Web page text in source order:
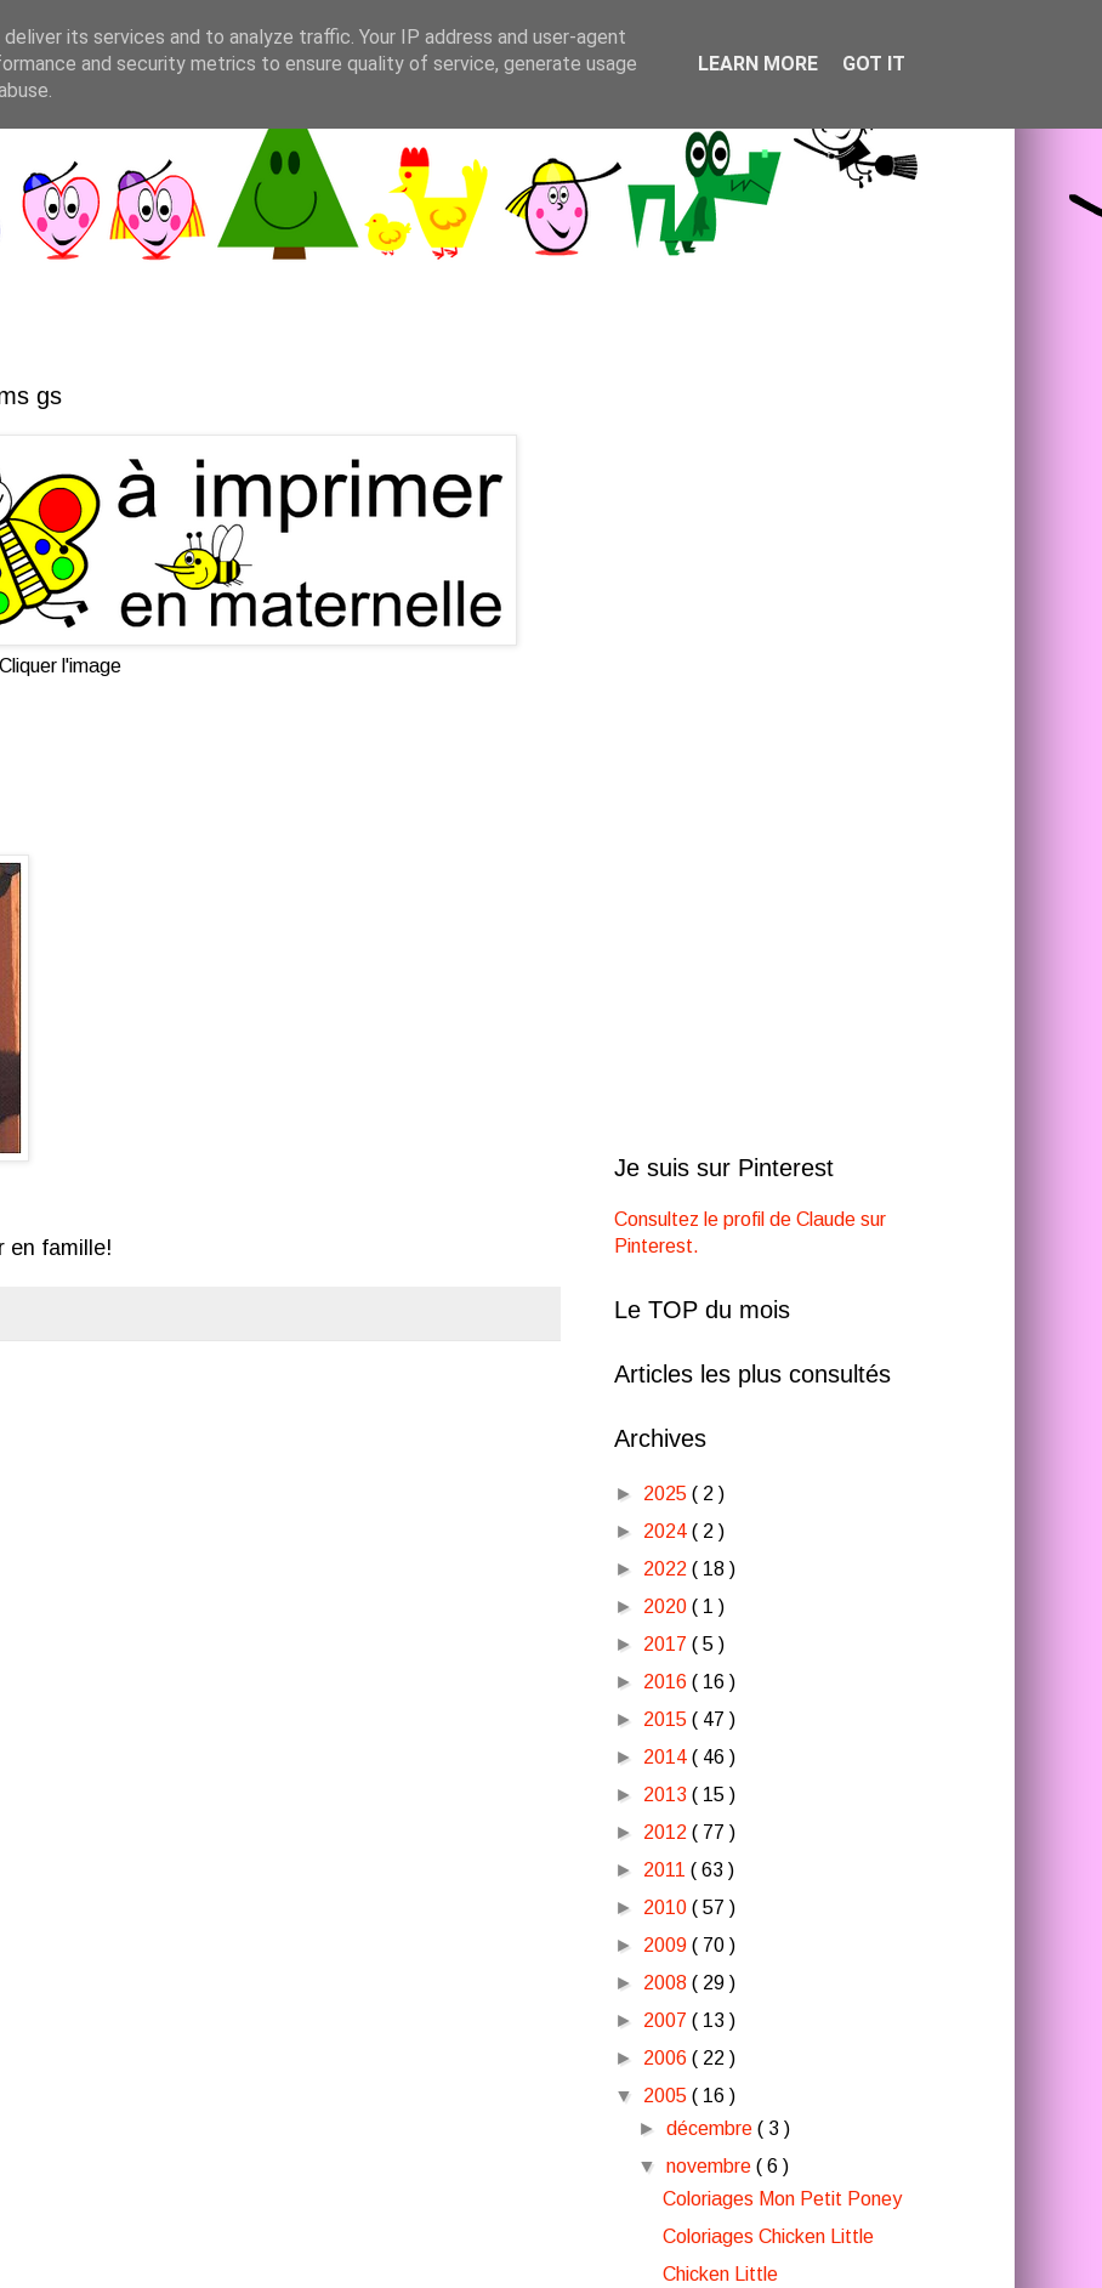
gs
l'image
en famille!
Je suis sur Pinterest
Consultez le profil de Claude sur
Pinterest.
Le TOP du mois
Articles les plus consultés
Archives
► 2025 ( 2 )
► 2024 ( 2 )
► 2022 ( 18 )
► 2020 ( 1 )
► 2017 ( 5 )
► 2016 ( 16 )
► 2015 ( 47 )
► 2014 ( 46 )
► 2013 ( 15 )
► 2012 ( 77 )
► 2011 ( 63 )
► 2010 ( 57 )
► 2009 ( 70 )
► 2008 ( 29 )
► 2007 ( 13 )
► 2006 ( 22 )
▼ 2005 ( 16 )
►décembre( 3 )
▼novembre( 6 )
Coloriages Mon Petit Poney
Coloriages Chicken Little
Chicken Little
its services and to analyze traffic. Your IP address and user-agent
and security metrics to ensure quality of service, generate usage
LEARN MORE GOT IT